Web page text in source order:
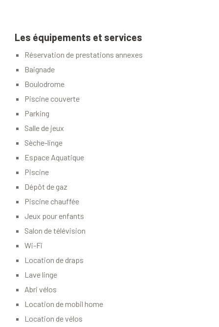
Les équipements et services
Réservation de prestations annexes
Baignade
Boulodrome
Piscine couverte
Parking
Salle de jeux
Sèche-linge
Espace Aquatique
Piscine
Dépôt de gaz
Piscine chauffée
Jeux pour enfants
Salon de télévision
Wi-Fi
Location de draps
Lave linge
Abri vélos
Location de mobil home
Location de vélos